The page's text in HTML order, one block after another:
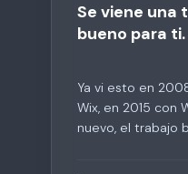
Se viene una
bueno para ti.
Ya vi esto en
Wix, en 2015 con
nuevo, el trabajo